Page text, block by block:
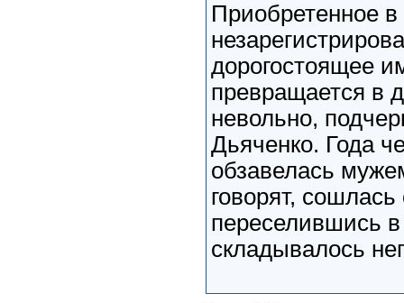
Приобретенное в
дорогостоящее
превращается в
невольно,
Дьяченко. Года
обзавелась
говорят,
переселившись
складывалось